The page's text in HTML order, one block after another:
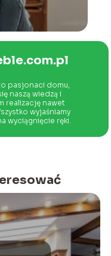
pasjonaci domu,
naszą wiedzą i
realizację nawet
wyjaśniamy
wyciągnięcie ręki.